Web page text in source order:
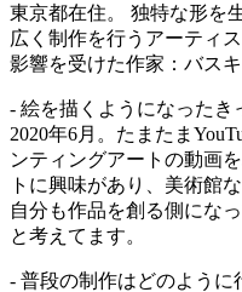
東京都在住。 独特な形を
広く制作を行うアーティス
影響を受けた作家：バス
- 絵を描くようになったき
2020年6月。たまたま
ンティングアートの動画
トに興味があり、美術館
自分も作品を創る側にな
と考えてます。
- 普段の制作はどのように